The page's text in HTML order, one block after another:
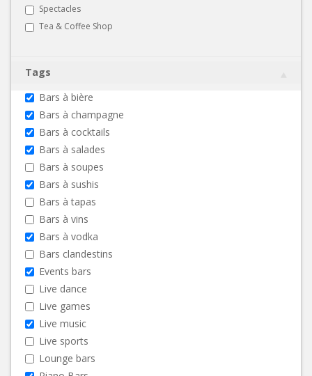
Spectacles
Tea & Coffee Shop
Tags
Bars à bière
Bars à champagne
Bars à cocktails
Bars à salades
Bars à soupes
Bars à sushis
Bars à tapas
Bars à vins
Bars à vodka
Bars clandestins
Events bars
Live dance
Live games
Live music
Live sports
Lounge bars